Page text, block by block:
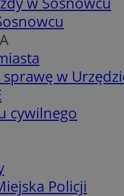
sprawę w
cywilnego
Policji